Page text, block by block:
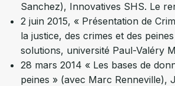
Sanchez), Innovatives SHS. Le
2 juin 2015, « Présentation de
la justice, des crimes et des
solutions, université Paul-Valéry
28 mars 2014 « Les bases de
peines » (avec Marc Renneville),